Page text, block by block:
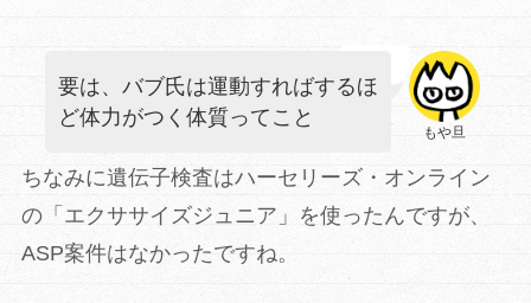
もや旦
要は、バブ氏は運動すればするほ
ど体力がつく体質ってこと
ちなみに遺伝子検査はハーセリーズ・オンライン
の「エクササイズジュニア」を使ったんですが、
ASP案件はなかったですね。